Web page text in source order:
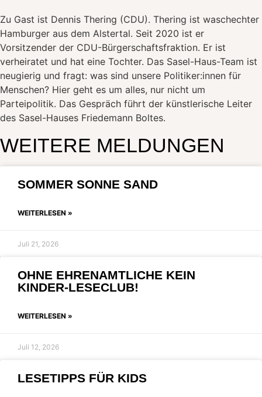
Zu Gast ist Dennis Thering (CDU). Thering ist waschechter
Hamburger aus dem Alstertal. Seit 2020 ist er
Vorsitzender der CDU-Bürgerschaftsfraktion. Er ist
verheiratet und hat eine Tochter. Das Sasel-Haus-Team ist
neugierig und fragt: was sind unsere Politiker:innen für
Menschen? Hier geht es um alles, nur nicht um
Parteipolitik. Das Gespräch führt der künstlerische Leiter
des Sasel-Hauses Friedemann Boltes.
WEITERE MELDUNGEN
SOMMER SONNE SAND
WEITERLESEN »
Juli 21, 2026
OHNE EHRENAMTLICHE KEIN
KINDER-LESECLUB!
WEITERLESEN »
Juli 12, 2026
LESETIPPS FÜR KIDS